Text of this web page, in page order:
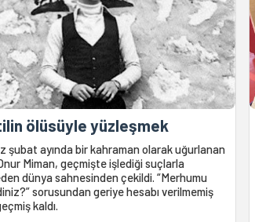
ölüsüyle yüzleşmek
şubat ayında bir kahraman olarak uğurlanan
Miman, geçmişte işlediği suçlarla
dünya sahnesinden çekildi. “Merhumu
sorusundan geriye hesabı verilmemiş
kaldı.